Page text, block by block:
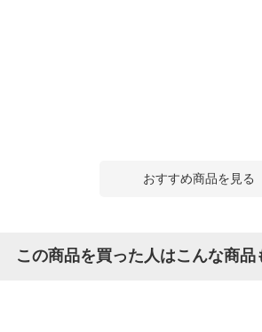
おすすめ商品を見る
この商品を買った人はこんな商品